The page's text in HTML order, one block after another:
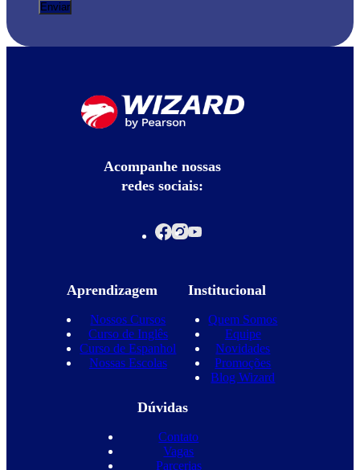
Acompanhe nossas
redes sociais:
Aprendizagem
Nossos Cursos
Curso de Inglês
Curso de Espanhol
Nossas Escolas
Institucional
Quem Somos
Equipe
Novidades
Promoções
Blog Wizard
Dúvidas
Contato
Vagas
Parcerias